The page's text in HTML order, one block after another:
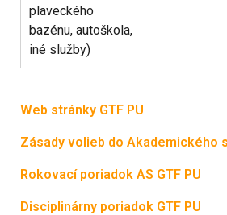
plaveckého
bazénu, autoškola,
iné služby)
Web stránky GTF PU
Zásady volieb do Akademického
Rokovací poriadok AS GTF PU
Disciplinárny poriadok GTF PU